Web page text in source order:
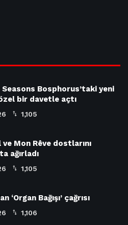
Seasons Bosphorus’taki yeni
özel bir davetle açtı
1,105
Mon Rêve dostlarını
ağırladı
1,105
‘Organ Bağışı’ çağrısı
1,106